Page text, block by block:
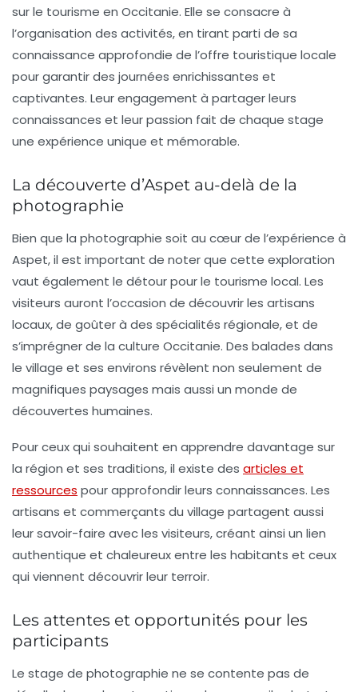
sur le tourisme en Occitanie. Elle se consacre à
l’organisation des activités, en tirant parti de sa
connaissance approfondie de l’offre touristique locale
pour garantir des journées enrichissantes et
captivantes. Leur engagement à partager leurs
connaissances et leur passion fait de chaque stage
une expérience unique et mémorable.
La découverte d’Aspet au-delà de la
photographie
Bien que la photographie soit au cœur de l’expérience à
Aspet, il est important de noter que cette exploration
vaut également le détour pour le tourisme local. Les
visiteurs auront l’occasion de découvrir les artisans
locaux, de goûter à des spécialités régionale, et de
s’imprégner de la culture Occitanie. Des balades dans
le village et ses environs révèlent non seulement de
magnifiques paysages mais aussi un monde de
découvertes humaines.
Pour ceux qui souhaitent en apprendre davantage sur
la région et ses traditions, il existe des articles et
ressources pour approfondir leurs connaissances. Les
artisans et commerçants du village partagent aussi
leur savoir-faire avec les visiteurs, créant ainsi un lien
authentique et chaleureux entre les habitants et ceux
qui viennent découvrir leur terroir.
Les attentes et opportunités pour les
participants
Le stage de photographie ne se contente pas de